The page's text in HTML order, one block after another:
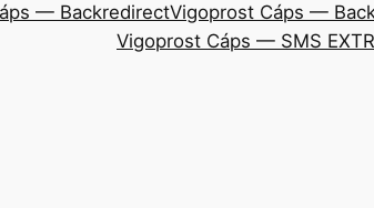
— BackredirectVigoprost Cáps —
Vigoprost Cáps — SMS